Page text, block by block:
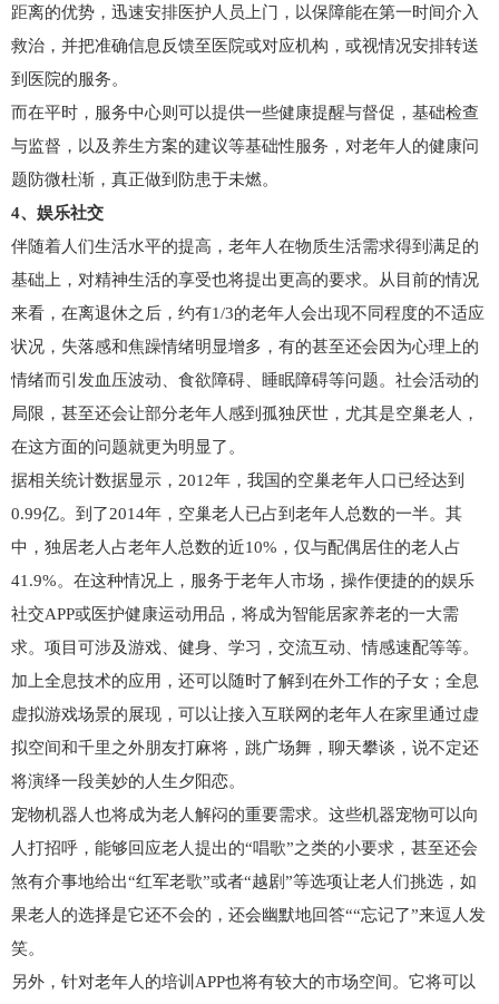
距离的优势，迅速安排医护人员上门，以保障能在第一时间介入
救治，并把准确信息反馈至医院或对应机构，或视情况安排转送
到医院的服务。
而在平时，服务中心则可以提供一些健康提醒与督促，基础检查
与监督，以及养生方案的建议等基础性服务，对老年人的健康问
题防微杜渐，真正做到防患于未燃。
4、娱乐社交
伴随着人们生活水平的提高，老年人在物质生活需求得到满足的
基础上，对精神生活的享受也将提出更高的要求。从目前的情况
来看，在离退休之后，约有1/3的老年人会出现不同程度的不适应
状况，失落感和焦躁情绪明显增多，有的甚至还会因为心理上的
情绪而引发血压波动、食欲障碍、睡眠障碍等问题。社会活动的
局限，甚至还会让部分老年人感到孤独厌世，尤其是空巢老人，
在这方面的问题就更为明显了。
据相关统计数据显示，2012年，我国的空巢老年人口已经达到
0.99亿。到了2014年，空巢老人已占到老年人总数的一半。其
中，独居老人占老年人总数的近10%，仅与配偶居住的老人占
41.9%。在这种情况上，服务于老年人市场，操作便捷的的娱乐
社交APP或医护健康运动用品，将成为智能居家养老的一大需
求。项目可涉及游戏、健身、学习，交流互动、情感速配等等。
加上全息技术的应用，还可以随时了解到在外工作的子女；全息
虚拟游戏场景的展现，可以让接入互联网的老年人在家里通过虚
拟空间和千里之外朋友打麻将，跳广场舞，聊天攀谈，说不定还
将演绎一段美妙的人生夕阳恋。
宠物机器人也将成为老人解闷的重要需求。这些机器宠物可以向
人打招呼，能够回应老人提出的“唱歌”之类的小要求，甚至还会
煞有介事地给出“红军老歌”或者“越剧”等选项让老人们挑选，如
果老人的选择是它还不会的，还会幽默地回答““忘记了”来逗人发
笑。
另外，针对老年人的培训APP也将有较大的市场空间。它将可以